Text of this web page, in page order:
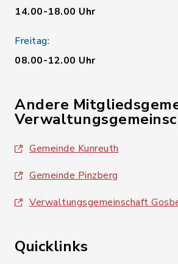
14.00-18.00 Uhr
Freitag:
08.00-12.00 Uhr
Andere
Gemeinde Kunreuth
Gemeinde Pinzberg
Verwaltungsgemeinschaft
Quicklinks